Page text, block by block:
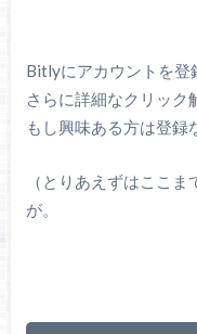
Bitlyにアカウントを登
さらに詳細なクリック
もし興味ある方は登録
（とりあえずはここ
が。